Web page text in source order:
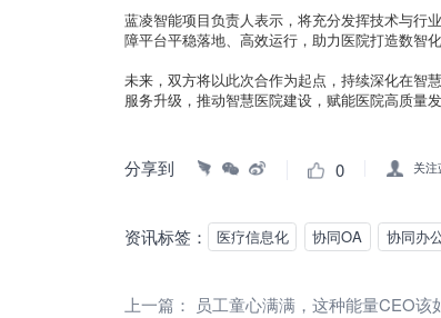
蓝凌智能项目负责人表示，将充分发挥技术与行
障平台平稳落地、高效运行，助力医院打造数智化
未来，双方将以此次合作为起点，持续深化在智
服务升级，推动智慧医院建设，赋能医院高质量发
分享到 0 关注
资讯标签： 医疗信息化 协同OA 协同办
上一篇：
员工童心满满，这种能量CEO该